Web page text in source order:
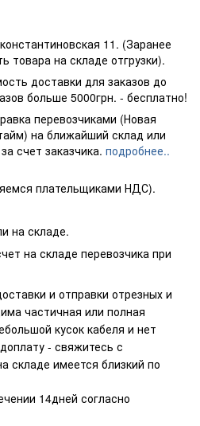
11. (Заранее
товара на складе отгрузки).
доставки для заказов до
больше 5000грн. - бесплатно!
перевозчиками (Новая
на ближайший склад или
счет заказчика. подробнее..
плательщиками НДС).
на складе.
на складе перевозчика при
и отправки отрезных и
частичная или полная
кусок кабеля и нет
- свяжитесь с
складе имеется близкий по
14дней согласно